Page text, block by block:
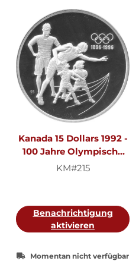
Kanada 15 Dollars 1992 -
100 Jahre Olympische
Spiele "Sportgeist der
KM#215
Benachrichtigung
aktivieren
Momentan nicht verfügbar